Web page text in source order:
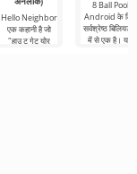
Hello Neighbor
एक कहानी है जो
"हाउ टू गेट योर
8 Ball Pool
Android के लिए
सर्वश्रेष्ठ बिलियर्ड्स
में से एक है। यहां